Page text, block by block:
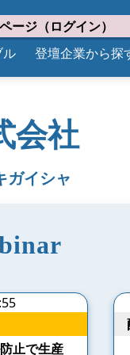
ージ（ログイン）
ル 登壇企業から探
会社
ガイシャ
止で生産